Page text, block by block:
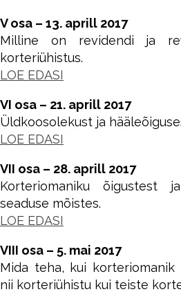
V osa – 13. aprill 2017
Milline on revidendi ja
korteriühistus.
LOE EDASI
VI osa – 21. aprill 2017
Üldkoosolekust ja
LOE EDASI
VII osa – 28. aprill 2017
Korteriomaniku õigustest
seaduse mõistes.
LOE EDASI
VIII osa – 5. mai 2017
Mida teha, kui korteriomanik
nii korteriühistu kui teiste